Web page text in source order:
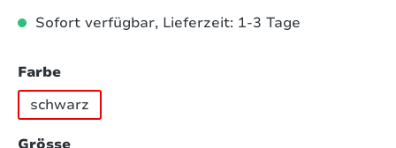
Sofort verfügbar, Lieferzeit: 1-3 Tage
Farbeauswählen
schwarz
Grösseauswählen